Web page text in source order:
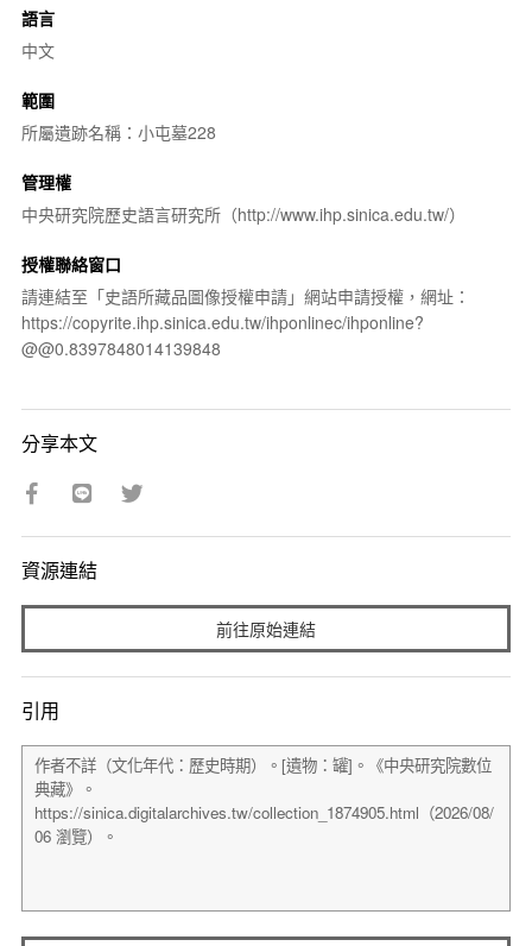
語言
中文
範圍
所屬遺跡名稱：小屯墓228
管理權
中央研究院歷史語言研究所（http://www.ihp.sinica.edu.tw/）
授權聯絡窗口
請連結至「史語所藏品圖像授權申請」網站申請授權，網址：
https://copyrite.ihp.sinica.edu.tw/ihponlinec/ihponline?
@@0.8397848014139848
分享本文
資源連結
前往原始連結
引用